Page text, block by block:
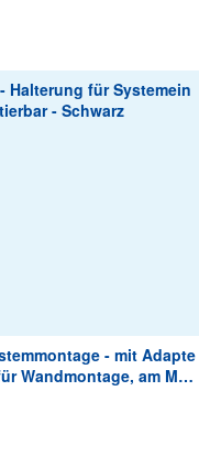
Halterung für Systemein
- Schwarz
- mit Adapte
Wandmontage, am Mo